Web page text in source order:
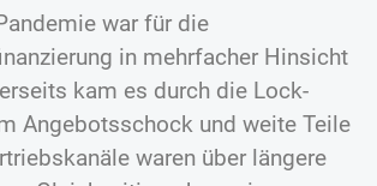
war für die
in mehrfacher Hinsicht
kam es durch die Lock-
Angebotsschock und weite Teile
waren über längere